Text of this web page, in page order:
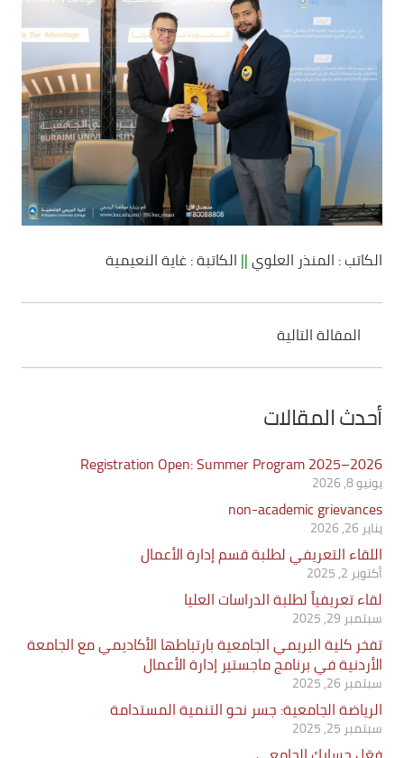
الكاتب : المنذر العلوي|| الكاتبة : غاية النعيمية
المقالة التالية
أحدث المقالات
Registration Open: Summer Program 2025–2026
يونيو 8, 2026
non-academic grievances
يناير 26, 2026
اللقاء التعريفي لطلبة قسم إدارة الأعمال
أكتوبر 2, 2025
لقاء تعريفياً لطلبة الدراسات العليا
سبتمبر 29, 2025
تفخر كلية البريمي الجامعية بارتباطها الأكاديمي مع الجامعة
الأردنية في برنامج ماجستير إدارة الأعمال
سبتمبر 26, 2025
الرياضة الجامعية: جسر نحو التنمية المستدامة
سبتمبر 25, 2025